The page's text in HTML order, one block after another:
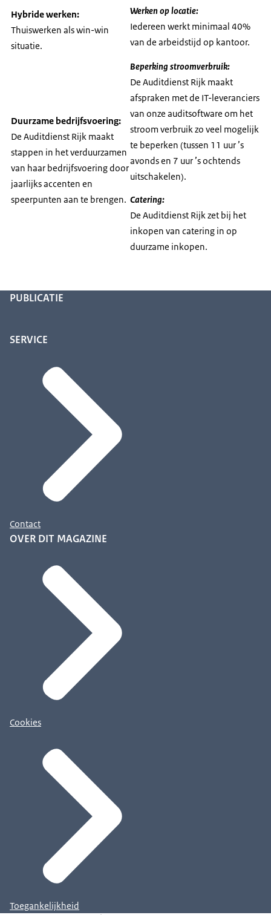
Hybride werken:
Thuiswerken als win-win
situatie.
Werken op locatie:
Iedereen werkt minimaal 40%
van de arbeidstijd op kantoor.
Duurzame bedrijfsvoering:
De Auditdienst Rijk maakt
stappen in het verduurzamen
van haar bedrijfsvoering door
jaarlijks accenten en
speerpunten aan te brengen.
Beperking stroomverbruik:
De Auditdienst Rijk maakt
afspraken met de IT-leveranciers
van onze auditsoftware om het
stroom verbruik zo veel mogelijk
te beperken (tussen 11 uur ’s
avonds en 7 uur ’s ochtends
uitschakelen).
Catering:
De Auditdienst Rijk zet bij het
inkopen van catering in op
duurzame inkopen.
PUBLICATIE
SERVICE
Contact
OVER DIT MAGAZINE
Cookies
Toegankelijkheid